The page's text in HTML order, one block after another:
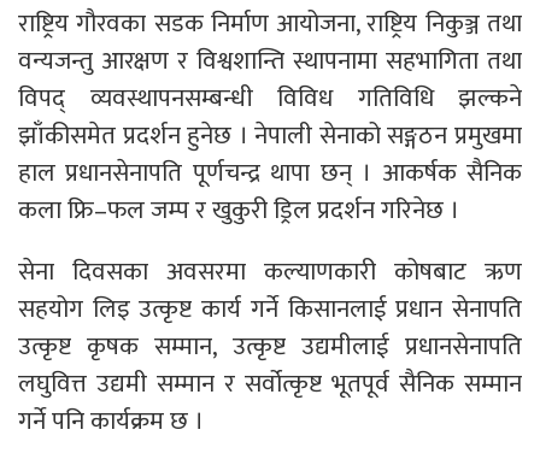
राष्ट्रिय गौरवका सडक निर्माण आयोजना, राष्ट्रिय निकुञ्ज तथा
वन्यजन्तु आरक्षण र विश्वशान्ति स्थापनामा सहभागिता तथा
विपद् व्यवस्थापनसम्बन्धी विविध गतिविधि झल्कने
झाँकीसमेत प्रदर्शन हुनेछ । नेपाली सेनाको सङ्गठन प्रमुखमा
हाल प्रधानसेनापति पूर्णचन्द्र थापा छन् । आकर्षक सैनिक
कला फ्रि–फल जम्प र खुकुरी ड्रिल प्रदर्शन गरिनेछ ।
सेना दिवसका अवसरमा कल्याणकारी कोषबाट ऋण
सहयोग लिइ उत्कृष्ट कार्य गर्ने किसानलाई प्रधान सेनापति
उत्कृष्ट कृषक सम्मान, उत्कृष्ट उद्यमीलाई प्रधानसेनापति
लघुवित्त उद्यमी सम्मान र सर्वोत्कृष्ट भूतपूर्व सैनिक सम्मान
गर्ने पनि कार्यक्रम छ ।